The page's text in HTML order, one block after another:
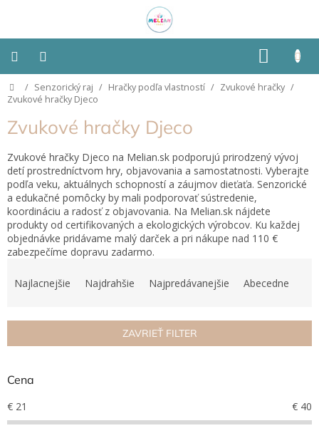
KOŠÍK
Montessori
Detská
izba
Senzorické
pomôcky
Hračky
podľa
typu
Hračky
podľa
podľa
podľa
príležitosti
Domov
/ Senzorický raj / Hračky podľa vlastností / Zvukové hračky /
Zvukové hračky Djeco
Zvukové hračky Djeco
Zvukové hračky Djeco na Melian.sk podporujú prirodzený vývoj
detí prostredníctvom hry, objavovania a samostatnosti. Vyberajte
podľa veku, aktuálnych schopností a záujmov dieťaťa. Senzorické
a edukačné pomôcky by mali podporovať sústredenie,
koordináciu a radosť z objavovania. Na Melian.sk nájdete
produkty od certifikovaných a ekologických výrobcov. Ku každej
objednávke pridávame malý darček a pri nákupe nad 110 €
zabezpečíme dopravu zadarmo.
i
p
o
d
Najlacnejšie Najdrahšie Najpredávanejšie Abecedne
ZAVRIEŤ FILTER
Cena
€ 21 € 40